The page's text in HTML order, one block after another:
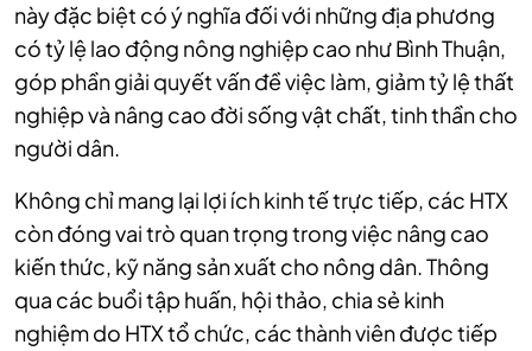
này đặc biệt có ý nghĩa đối với những địa phương
có tỷ lệ lao động nông nghiệp cao như Bình Thuận,
góp phần giải quyết vấn đề việc làm, giảm tỷ lệ thất
nghiệp và nâng cao đời sống vật chất, tinh thần cho
người dân.
Không chỉ mang lại lợi ích kinh tế trực tiếp, các HTX
còn đóng vai trò quan trọng trong việc nâng cao
kiến thức, kỹ năng sản xuất cho nông dân. Thông
qua các buổi tập huấn, hội thảo, chia sẻ kinh
nghiệm do HTX tổ chức, các thành viên được tiếp